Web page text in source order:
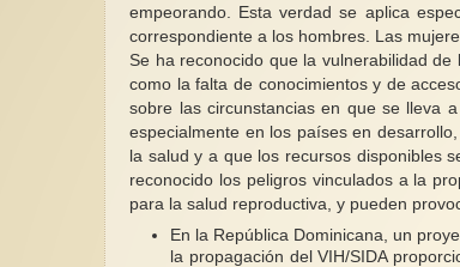
empeorando. Esta verdad se aplica
correspondiente a los hombres. Las
Se ha reconocido que la vulnerabilidad
como la falta de conocimientos y de
sobre las circunstancias en que se lleva
especialmente en los países en
la salud y a que los recursos disponibles
reconocido los peligros vinculados a la
para la salud reproductiva, y pueden
En la República Dominicana, un
la propagación del VIH/SIDA